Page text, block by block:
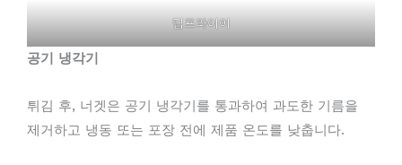
딥프라이어
공기 냉각기
튀김 후, 너겟은 공기 냉각기를 통과하여 과도한 기름을
제거하고 냉동 또는 포장 전에 제품 온도를 낮춥니다.